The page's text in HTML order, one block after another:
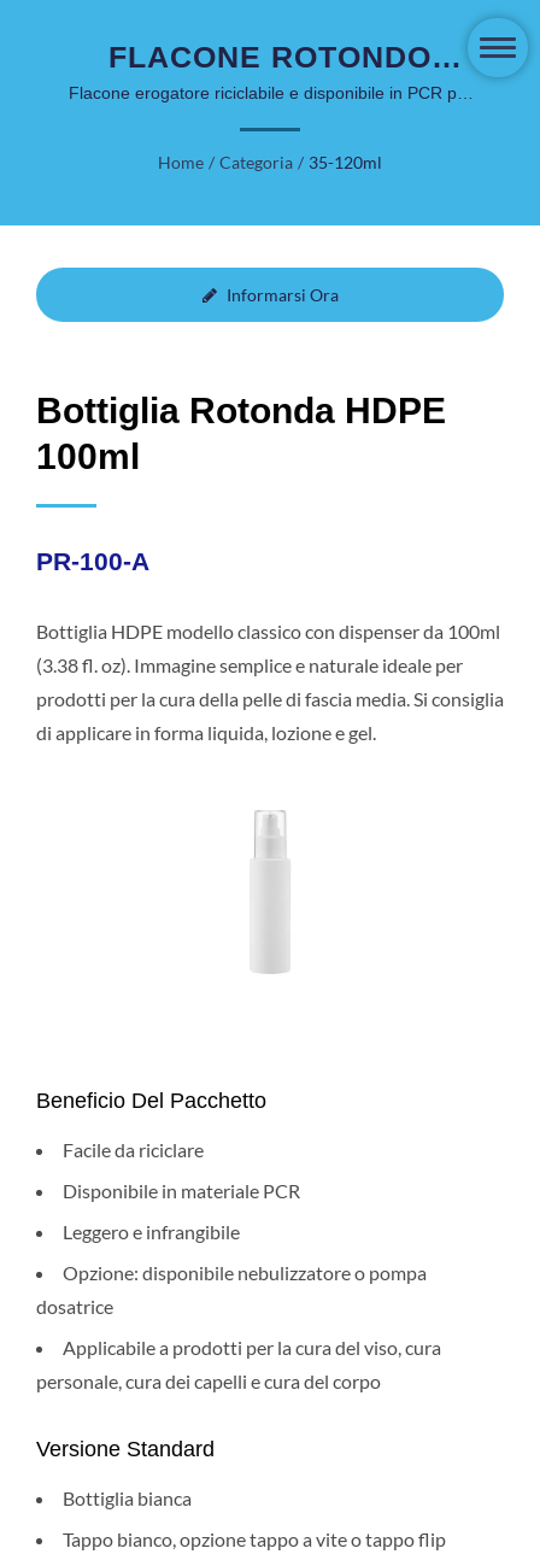
FLACONE ROTONDO
HDPE CLASSICO DA
100ML PER SKINCARE DI
Flacone erogatore riciclabile e disponibile in PCR per
Home / Categoria / 35-120ml
Informarsi Ora
Bottiglia Rotonda HDPE
100ml
PR-100-A
Bottiglia HDPE modello classico con dispenser da 100ml
(3.38 fl. oz). Immagine semplice e naturale ideale per
prodotti per la cura della pelle di fascia media. Si consiglia
di applicare in forma liquida, lozione e gel.
Beneficio Del Pacchetto
Facile da riciclare
Disponibile in materiale PCR
Leggero e infrangibile
Opzione: disponibile nebulizzatore o pompa
dosatrice
Applicabile a prodotti per la cura del viso, cura
personale, cura dei capelli e cura del corpo
Versione Standard
Bottiglia bianca
Tappo bianco, opzione tappo a vite o tappo flip